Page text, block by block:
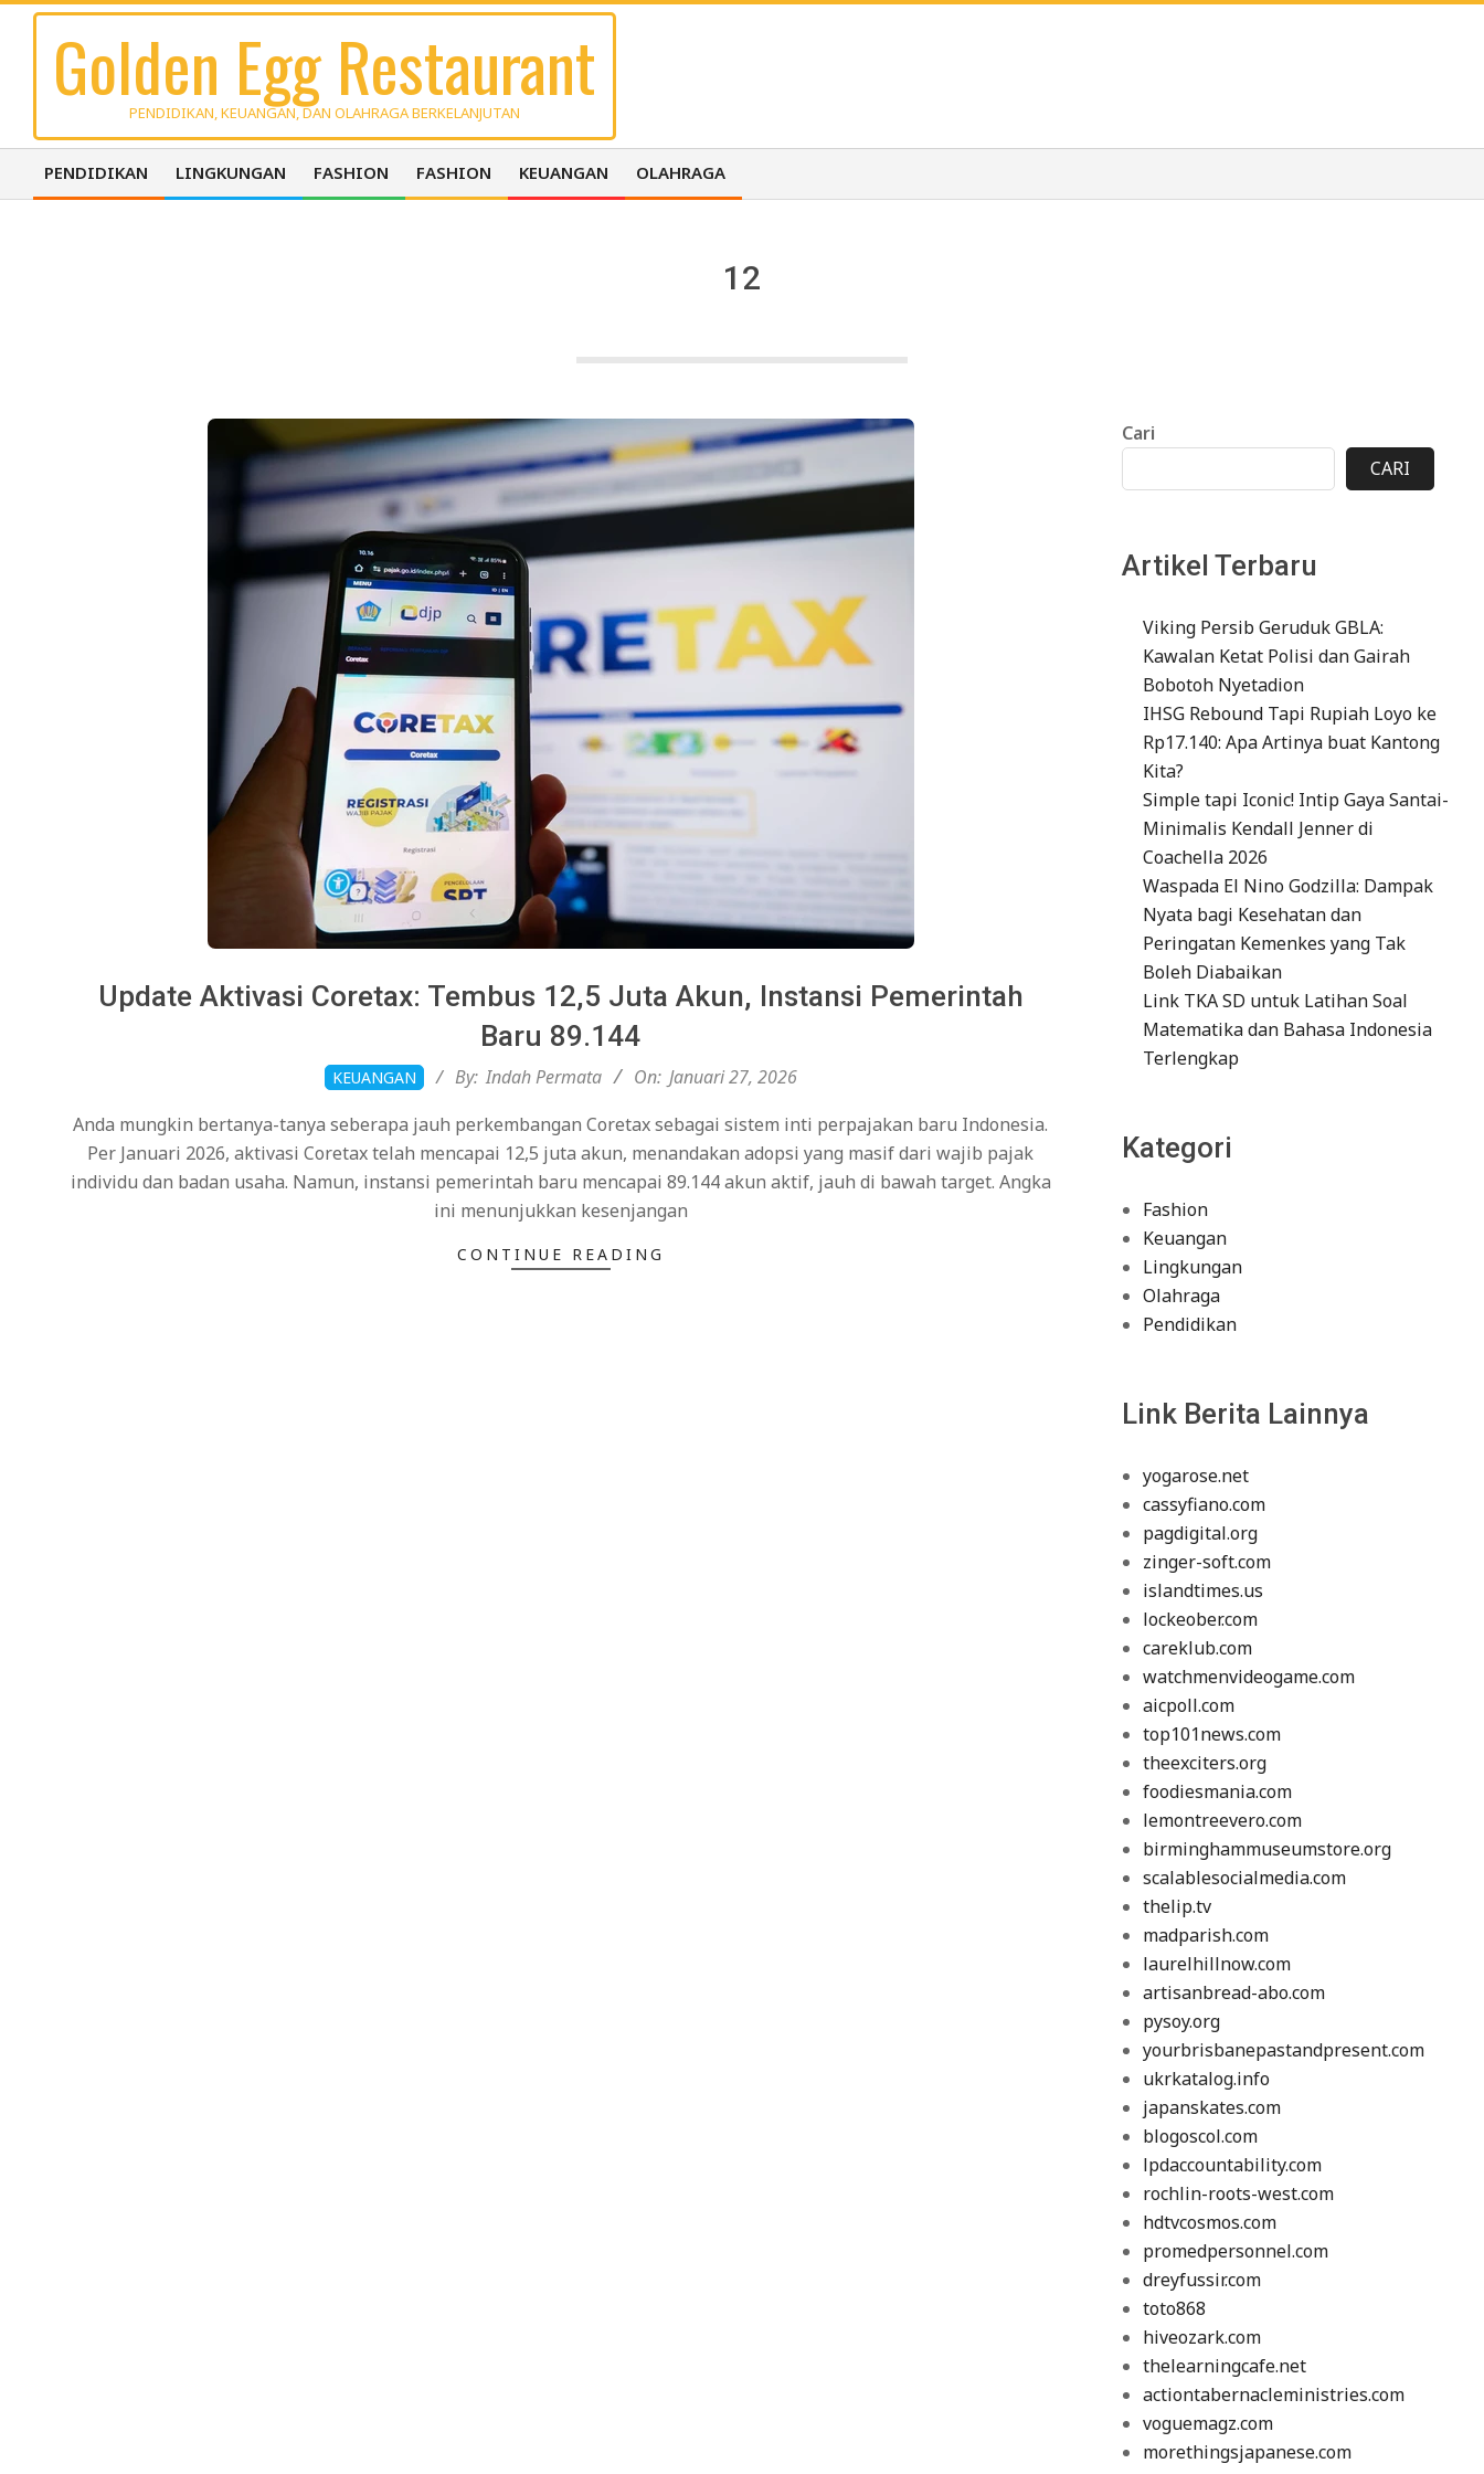
Skip
contentGolden Egg Restaurant
PENDIDIKAN, KEUANGAN, DAN OLAHRAGA BERKELANJUTAN
Primary
PENDIDIKAN LINGKUNGAN FASHION FASHION KEUANGAN OLAHRAGA
12
Update Aktivasi Coretax: Tembus 12,5 Juta Akun, Instansi Pemerintah
Baru 89.144
27
KEUANGAN By: Indah Permata On: Januari 27, 2026
Anda mungkin bertanya-tanya seberapa jauh perkembangan Coretax sebagai sistem inti perpajakan baru Indonesia.
Per Januari 2026, aktivasi Coretax telah mencapai 12,5 juta akun, menandakan adopsi yang masif dari wajib pajak
individu dan badan usaha. Namun, instansi pemerintah baru mencapai 89.144 akun aktif, jauh di bawah target. Angka
ini menunjukkan kesenjangan
CONTINUE READING
Cari
CARI
Artikel Terbaru
Viking Persib Geruduk GBLA:
Kawalan Ketat Polisi dan Gairah
Bobotoh Nyetadion
IHSG Rebound Tapi Rupiah Loyo ke
Rp17.140: Apa Artinya buat Kantong
Kita?
Simple tapi Iconic! Intip Gaya Santai-
Minimalis Kendall Jenner di
Coachella 2026
Waspada El Nino Godzilla: Dampak
Nyata bagi Kesehatan dan
Peringatan Kemenkes yang Tak
Boleh Diabaikan
Link TKA SD untuk Latihan Soal
Matematika dan Bahasa Indonesia
Terlengkap
Kategori
Fashion
Keuangan
Lingkungan
Olahraga
Pendidikan
Link Berita Lainnya
yogarose.net
cassyfiano.com
pagdigital.org
zinger-soft.com
islandtimes.us
lockeober.com
careklub.com
watchmenvideogame.com
aicpoll.com
top101news.com
theexciters.org
foodiesmania.com
lemontreevero.com
birminghammuseumstore.org
scalablesocialmedia.com
thelip.tv
madparish.com
laurelhillnow.com
artisanbread-abo.com
pysoy.org
yourbrisbanepastandpresent.com
ukrkatalog.info
japanskates.com
blogoscol.com
lpdaccountability.com
rochlin-roots-west.com
hdtvcosmos.com
promedpersonnel.com
dreyfussir.com
toto868
hiveozark.com
thelearningcafe.net
actiontabernacleministries.com
voguemagz.com
morethingsjapanese.com